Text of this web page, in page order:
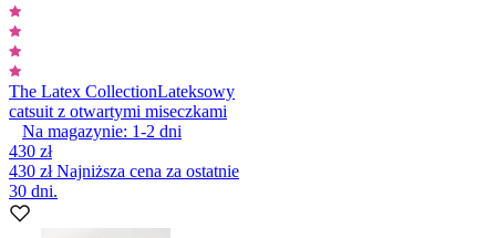
The Latex CollectionLateksowy
catsuit z otwartymi miseczkami
Na magazynie: 1-2 dni
430 zł
430 złNajniższa cena za ostatnie
30 dni.